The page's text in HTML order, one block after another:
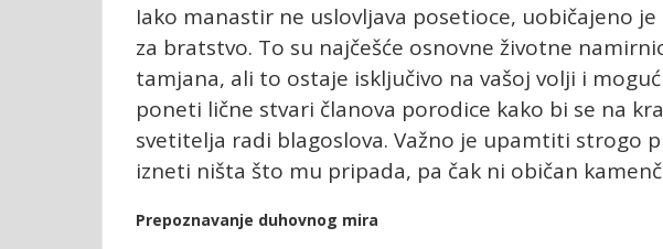
Iako manastir ne uslovljava posetioce, uobičajeno
za bratstvo. To su najčešće osnovne životne
tamjana, ali to ostaje isključivo na vašoj volji i
poneti lične stvari članova porodice kako bi se na
svetitelja radi blagoslova. Važno je upamtiti strogo
izneti ništa što mu pripada, pa čak ni običan
Prepoznavanje duhovnog mira